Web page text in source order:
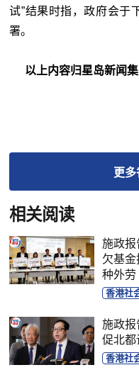
试”结果时指，政府会于
署。
以上内容归星岛新闻
更多
相关阅读
施政报
欠基
种外劳
香港社
施政报
促北都
香港社